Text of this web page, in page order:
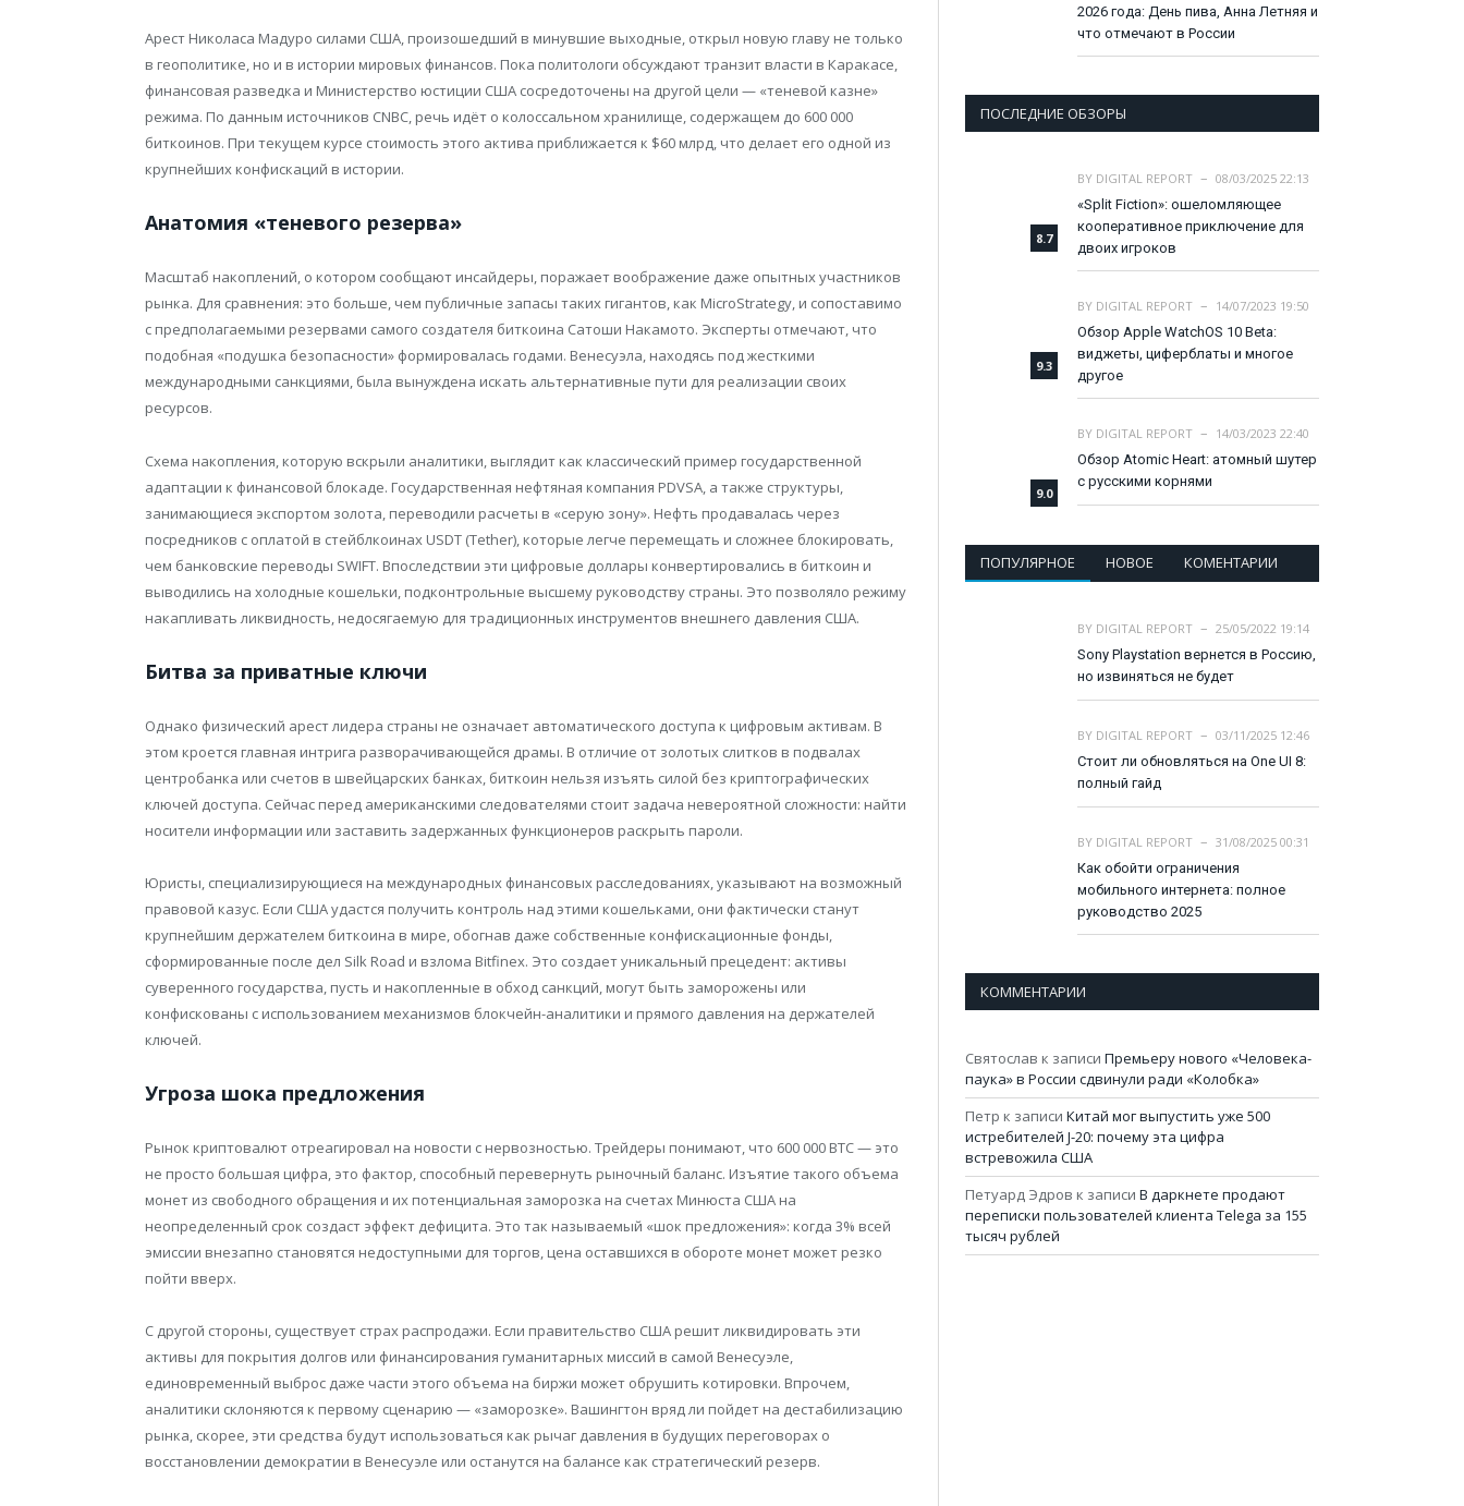
Арест Николаса Мадуро силами США, произошедший в минувшие выходные, открыл новую главу не только
в геополитике, но и в истории мировых финансов. Пока политологи обсуждают транзит власти в Каракасе,
финансовая разведка и Министерство юстиции США сосредоточены на другой цели — «теневой казне»
режима. По данным источников CNBC, речь идёт о колоссальном хранилище, содержащем до 600 000
биткоинов. При текущем курсе стоимость этого актива приближается к $60 млрд, что делает его одной из
крупнейших конфискаций в истории.
Анатомия «теневого резерва»
Масштаб накоплений, о котором сообщают инсайдеры, поражает воображение даже опытных участников
рынка. Для сравнения: это больше, чем публичные запасы таких гигантов, как MicroStrategy, и сопоставимо
с предполагаемыми резервами самого создателя биткоина Сатоши Накамото. Эксперты отмечают, что
подобная «подушка безопасности» формировалась годами. Венесуэла, находясь под жесткими
международными санкциями, была вынуждена искать альтернативные пути для реализации своих
ресурсов.
Схема накопления, которую вскрыли аналитики, выглядит как классический пример государственной
адаптации к финансовой блокаде. Государственная нефтяная компания PDVSA, а также структуры,
занимающиеся экспортом золота, переводили расчеты в «серую зону». Нефть продавалась через
посредников с оплатой в стейблкоинах USDT (Tether), которые легче перемещать и сложнее блокировать,
чем банковские переводы SWIFT. Впоследствии эти цифровые доллары конвертировались в биткоин и
выводились на холодные кошельки, подконтрольные высшему руководству страны. Это позволяло режиму
накапливать ликвидность, недосягаемую для традиционных инструментов внешнего давления США.
Битва за приватные ключи
Однако физический арест лидера страны не означает автоматического доступа к цифровым активам. В
этом кроется главная интрига разворачивающейся драмы. В отличие от золотых слитков в подвалах
центробанка или счетов в швейцарских банках, биткоин нельзя изъять силой без криптографических
ключей доступа. Сейчас перед американскими следователями стоит задача невероятной сложности: найти
носители информации или заставить задержанных функционеров раскрыть пароли.
Юристы, специализирующиеся на международных финансовых расследованиях, указывают на возможный
правовой казус. Если США удастся получить контроль над этими кошельками, они фактически станут
крупнейшим держателем биткоина в мире, обогнав даже собственные конфискационные фонды,
сформированные после дел Silk Road и взлома Bitfinex. Это создает уникальный прецедент: активы
суверенного государства, пусть и накопленные в обход санкций, могут быть заморожены или
конфискованы с использованием механизмов блокчейн-аналитики и прямого давления на держателей
ключей.
Угроза шока предложения
Рынок криптовалют отреагировал на новости с нервозностью. Трейдеры понимают, что 600 000 BTC — это
не просто большая цифра, это фактор, способный перевернуть рыночный баланс. Изъятие такого объема
монет из свободного обращения и их потенциальная заморозка на счетах Минюста США на
неопределенный срок создаст эффект дефицита. Это так называемый «шок предложения»: когда 3% всей
эмиссии внезапно становятся недоступными для торгов, цена оставшихся в обороте монет может резко
пойти вверх.
С другой стороны, существует страх распродажи. Если правительство США решит ликвидировать эти
активы для покрытия долгов или финансирования гуманитарных миссий в самой Венесуэле,
единовременный выброс даже части этого объема на биржи может обрушить котировки. Впрочем,
аналитики склоняются к первому сценарию — «заморозке». Вашингтон вряд ли пойдет на дестабилизацию
рынка, скорее, эти средства будут использоваться как рычаг давления в будущих переговорах о
восстановлении демократии в Венесуэле или останутся на балансе как стратегический резерв.
2026 года: День пива, Анна Летняя и
что отмечают в России
ПОСЛЕДНИЕ ОБЗОРЫ
8.7
BY DIGITAL REPORT
08/03/2025 22:13
«Split Fiction»: ошеломляющее
кооперативное приключение для
двоих игроков
9.3
BY DIGITAL REPORT
14/07/2023 19:50
Обзор Apple WatchOS 10 Beta:
виджеты, циферблаты и многое
другое
9.0
BY DIGITAL REPORT
14/03/2023 22:40
Обзор Atomic Heart: атомный шутер
с русскими корнями
ПОПУЛЯРНОЕ НОВОЕ КОМЕНТАРИИ
BY DIGITAL REPORT
25/05/2022 19:14
Sony Playstation вернется в Россию,
но извиняться не будет
BY DIGITAL REPORT
03/11/2025 12:46
Стоит ли обновляться на One UI 8:
полный гайд
BY DIGITAL REPORT
31/08/2025 00:31
Как обойти ограничения
мобильного интернета: полное
руководство 2025
КОММЕНТАРИИ
Святослав к записи Премьеру нового «Человека-
паука» в России сдвинули ради «Колобка»
Петр к записи Китай мог выпустить уже 500
истребителей J-20: почему эта цифра
встревожила США
Петуард Эдров к записи В даркнете продают
переписки пользователей клиента Telega за 155
тысяч рублей